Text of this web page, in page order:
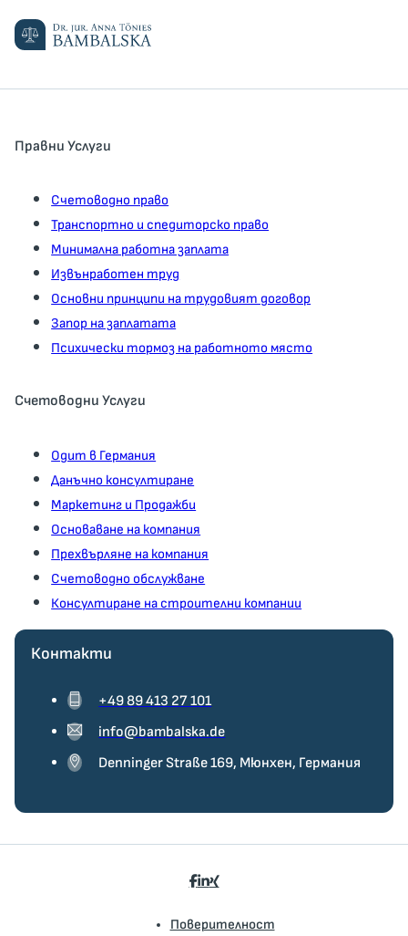
Правни Услуги
Счетоводно право
Транспортно и спедиторско право
Минимална работна заплата
Извънработен труд
Основни принципи на трудовият договор
Запор на заплатата
Психически тормоз на работното място
Счетоводни Услуги
Одит в Германия
Данъчно консултиране
Маркетинг и Продажби
Основаване на компания
Прехвърляне на компания
Счетоводно обслужване
Консултиране на строителни компании
Контакти
+49 89 413 27 101
info@bambalska.de
Denninger Straße 169, Мюнхен, Германия
Поверителност